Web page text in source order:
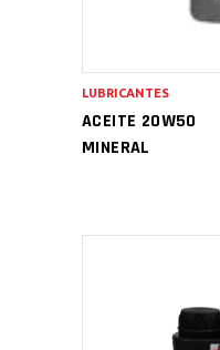
ACEITE 20W50
MINERAL
LUBRICANTES